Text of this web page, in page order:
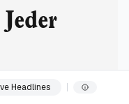
Headlines